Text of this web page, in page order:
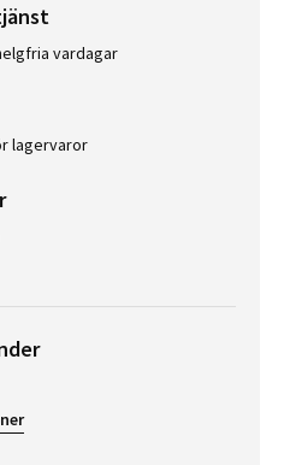
vardagar
lagervaror